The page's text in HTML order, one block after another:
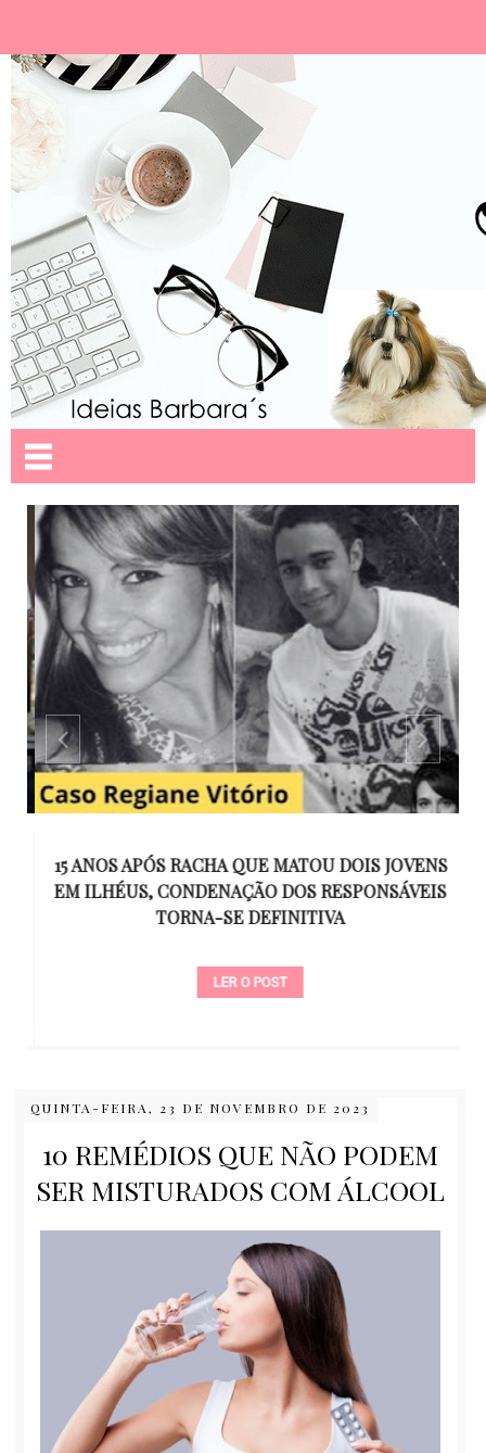
15 ANOS APÓS RACHA QUE MATOU DOIS JOVENS
EM ILHÉUS, CONDENAÇÃO DOS RESPONSÁVEIS
TORNA-SE DEFINITIVA
LER O POST
QUINTA-FEIRA, 23 DE NOVEMBRO DE 2023
10 REMÉDIOS QUE NÃO PODEM
SER MISTURADOS COM ÁLCOOL